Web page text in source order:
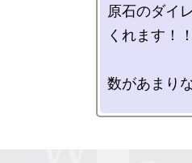
原石のダイ
くれます！！
数があまり